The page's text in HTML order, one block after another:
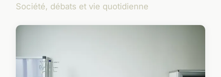
Société, débats et vie quotidienne